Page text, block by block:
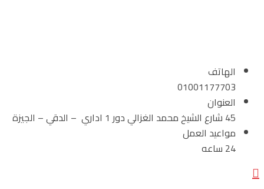
الهاتف
01001177703
العنوان
45 شارع الشيخ محمد الغزالي دور 1 اداري – الدقي – الجيزة
مواعيد العمل
24 ساعه